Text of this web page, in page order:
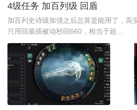
4级任务 加百列级 回盾
加百列史诗级加强之后总算是能用了，高
只用回盾插被动秒回660，相当于超 ...